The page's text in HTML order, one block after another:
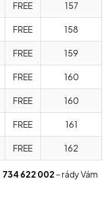
FREE 157
FREE 158
FREE 159
FREE 160
FREE 160
FREE 161
FREE 162
734 622 002 – rády Vám